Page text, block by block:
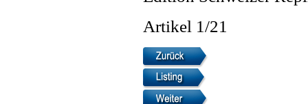
Artikel 1/21